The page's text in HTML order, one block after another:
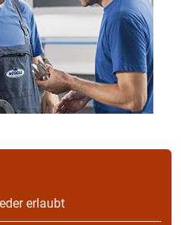
erlaubt